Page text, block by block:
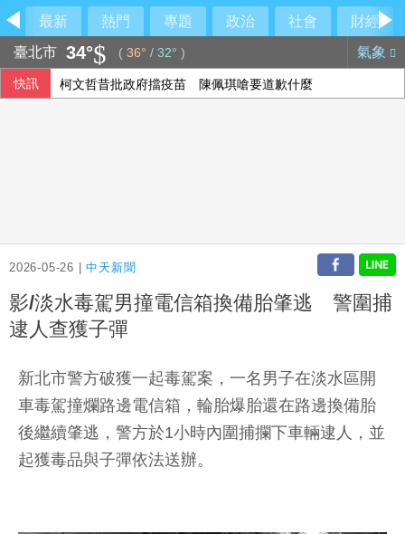
最新 熱門 專題 政治 社會
財經
臺北市 34° ( 36° / 32° ) 氣象
快訊 柯文哲昔批政府擋疫苗 陳佩琪嗆要道歉什麼
2026-05-26 |中天新聞
影/淡水毒駕男撞電信箱換備胎肇逃 警圍捕
逮人查獲子彈
新北市警方破獲一起毒駕案，一名男子在淡水區開
車毒駕撞爛路邊電信箱，輪胎爆胎還在路邊換備胎
後繼續肇逃，警方於1小時內圍捕攔下車輛逮人，並
起獲毒品與子彈依法送辦。